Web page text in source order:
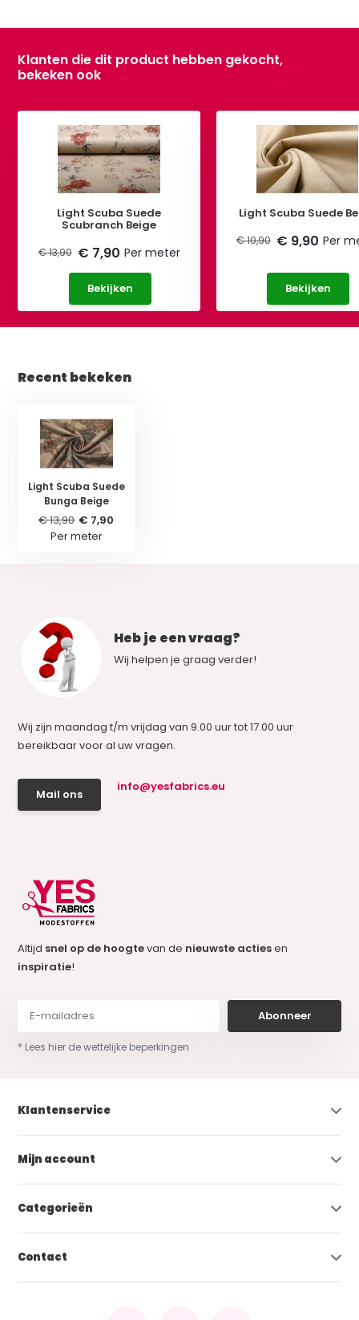
Klanten die dit product hebben gekocht,
bekeken ook
Light Scuba Suede
Scubranch Beige
€ 13,90 € 7,90 Per meter
Bekijken
Light Scuba Suede
€ 10,90 € 9,90 Per
Bekijken
Recent bekeken
Light Scuba Suede
Bunga Beige
€ 13,90 € 7,90
Per meter
Heb je een vraag?
Wij helpen je graag verder!
Wij zijn maandag t/m vrijdag van 9.00 uur tot 17.00 uur
bereikbaar voor al uw vragen.
Mail ons
info@yesfabrics.eu
Altijd snel op de hoogtevan de nieuwste actiesen
inspiratie!
Abonneer
* Lees hier de wettelijke beperkingen
Klantenservice
Mijn account
Categorieën
Contact